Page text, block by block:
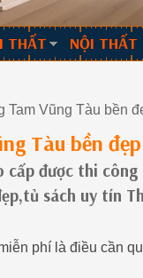
THẤT NỘI THẤT
Tam Vũng Tàu bền
Tàu bền
được thi
sách uy tín
phí là điều cần